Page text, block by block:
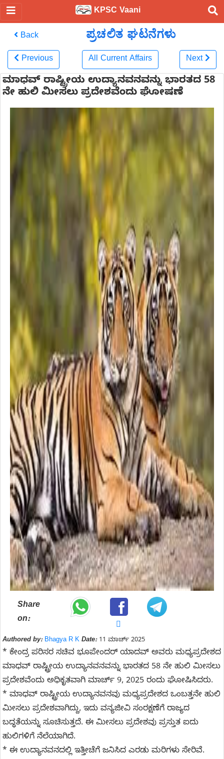
KPSC Vaani
Back ಪ್ರಚಲಿತ ಘಟನೆಗಳು
Previous All Current Affairs Next
ಮಾಧವ್ ರಾಷ್ಟ್ರೀಯ ಉದ್ಯಾನವನವನ್ನು ಭಾರತದ 58
ನೇ ಹುಲಿ ಮೀಸಲು ಪ್ರದೇಶವೆಂದು ಘೋಷಣೆ
Share
on:
Authored by: Bhagya R K Date:11 ಮಾರ್ಚ್ 2025
* ಕೇಂದ್ರ ಪರಿಸರ ಸಚಿವ ಭೂಪೇಂದರ್ ಯಾದವ್ ಅವರು ಮಧ್ಯಪ್ರದೇಶದ
ಮಾಧವ್ ರಾಷ್ಟ್ರೀಯ ಉದ್ಯಾನವನವನ್ನು ಭಾರತದ 58 ನೇ ಹುಲಿ ಮೀಸಲು
ಪ್ರದೇಶವೆಂದು ಅಧಿಕೃತವಾಗಿ ಮಾರ್ಚ್ 9, 2025 ರಂದು ಘೋಷಿಸಿದರು.
* ಮಾಧವ್ ರಾಷ್ಟ್ರೀಯ ಉದ್ಯಾನವನವು ಮಧ್ಯಪ್ರದೇಶದ ಒಂಬತ್ತನೇ ಹುಲಿ
ಮೀಸಲು ಪ್ರದೇಶವಾಗಿದ್ದು, ಇದು ವನ್ಯಜೀವಿ ಸಂರಕ್ಷಣೆಗೆ ರಾಜ್ಯದ
ಬದ್ಧತೆಯನ್ನು ಸೂಚಿಸುತ್ತದೆ. ಈ ಮೀಸಲು ಪ್ರದೇಶವು ಪ್ರಸ್ತುತ ಐದು
ಹುಲಿಗಳಿಗೆ ನೆಲೆಯಾಗಿದೆ.
* ಈ ಉದ್ಯಾನವನದಲ್ಲಿ ಇತ್ತೀಚೆಗೆ ಜನಿಸಿದ ಎರಡು ಮರಿಗಳು ಸೇರಿವೆ.